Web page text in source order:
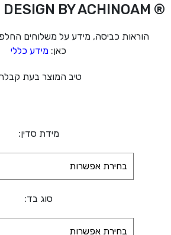
® DESIGN BY ACHINOAM
הוראות כביסה, מידע על משלוחים
כאן: מידע כללי
טיב המוצר בעת
מידת סדין:
סוג בד: